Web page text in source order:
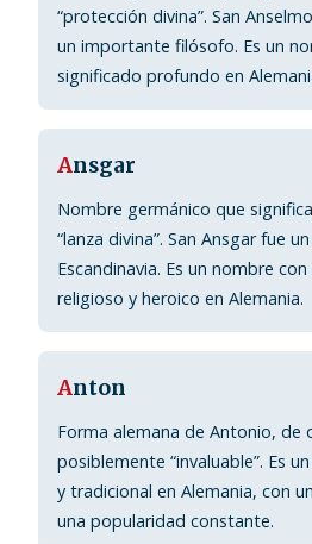
“protección divina”. San
un importante filósofo. Es un
significado profundo en
Ansgar
Nombre germánico que
“lanza divina”. San Ansgar fue
Escandinavia. Es un nombre
religioso y heroico en Alemania.
Anton
Forma alemana de Antonio, de
posiblemente “invaluable”. Es
y tradicional en Alemania, con
una popularidad constante.